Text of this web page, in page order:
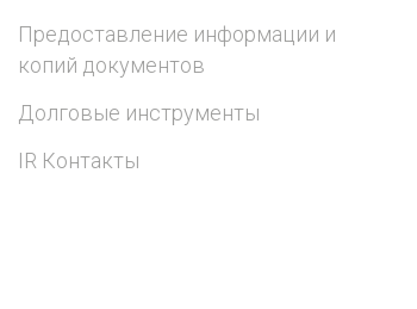
Предоставление информации и
копий документов
Долговые инструменты
IR Контакты